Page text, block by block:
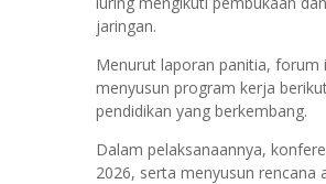
jaringan.
Menurut laporan panitia, forum
menyusun program kerja
pendidikan yang berkembang.
Dalam pelaksanaannya,
2026, serta menyusun